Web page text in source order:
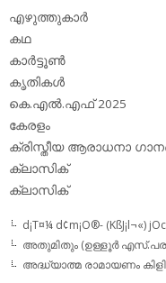
എഴുത്തുകാര്‍
കഥ
കാര്‍ട്ടൂണ്‍
കൃതികള്‍
കെ.എല്‍.എഫ് 2025
കേരളം
ക്രിസ്തീയ ആരാധനാ
ക്ലാസിക്‌
ക്ലാസിക്
d¡T¤¼ d¢m¡O®- (KßJ¡l¬«)
അതുമിതും (ഉള്ളൂര്‍
അദ്ധ്യാത്മ രാമായണം